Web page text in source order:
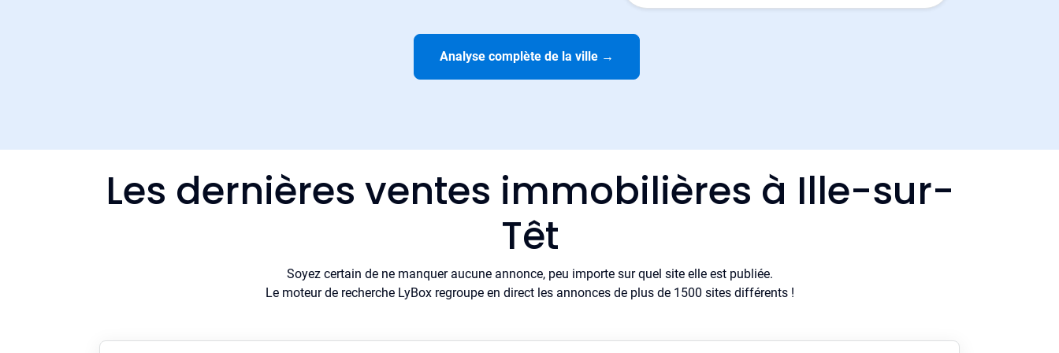
Analyse complète de la ville →
Les dernières ventes immobilières à Ille-sur-
Têt
Soyez certain de ne manquer aucune annonce, peu importe sur quel site elle est publiée.
Le moteur de recherche LyBox regroupe en direct les annonces de plus de 1500 sites différents !